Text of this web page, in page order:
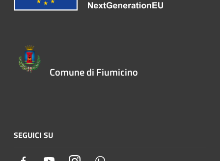
Comune di Fiumicino
SEGUICI SU